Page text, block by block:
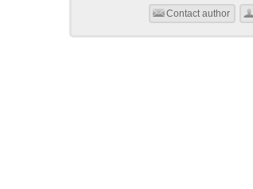
Contact author